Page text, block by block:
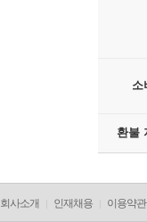
소
환불
회사소개 인재채용 이용약관